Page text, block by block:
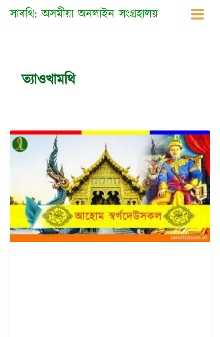
সাৰথি: অসমীয়া অনলাইন সংগ্ৰহালয়
ত্যাওখামথি